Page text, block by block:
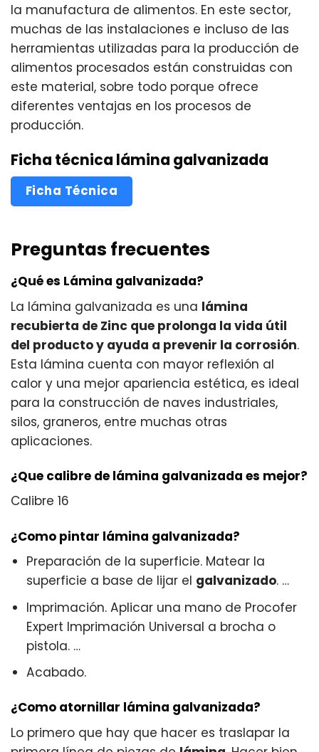
la manufactura de alimentos. En este sector,
muchas de las instalaciones e incluso de las
herramientas utilizadas para la producción de
alimentos procesados están construidas con
este material, sobre todo porque ofrece
diferentes ventajas en los procesos de
producción.
Ficha técnica lámina galvanizada
Ficha Técnica
Preguntas frecuentes
¿Qué es Lámina galvanizada?
La lámina galvanizada es una lámina
recubierta de Zinc que prolonga la vida útil
del producto y ayuda a prevenir la corrosión.
Esta lámina cuenta con mayor reflexión al
calor y una mejor apariencia estética, es ideal
para la construcción de naves industriales,
silos, graneros, entre muchas otras
aplicaciones.
¿Que calibre de lámina galvanizada es mejor?
Calibre 16
¿Como pintar lámina galvanizada?
Preparación de la superficie. Matear la
superficie a base de lijar el galvanizado. …
Imprimación. Aplicar una mano de Procofer
Expert Imprimación Universal a brocha o
pistola. …
Acabado.
¿Como atornillar lámina galvanizada?
Lo primero que hay que hacer es traslapar la